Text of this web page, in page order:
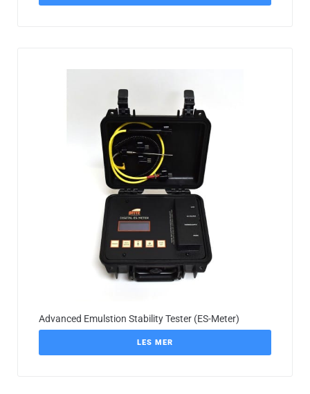
Advanced Emulstion Stability Tester (ES-Meter)
LES MER